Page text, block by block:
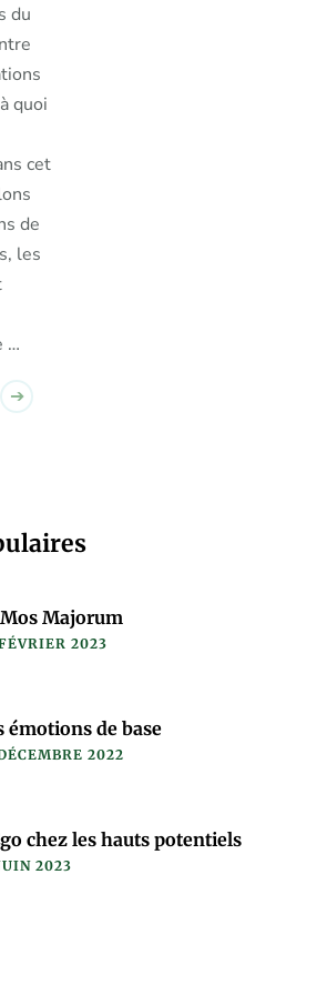
du
quoi
cet
de
les
…
Majorum
2023
émotions de base
2022
chez les hauts potentiels
2023